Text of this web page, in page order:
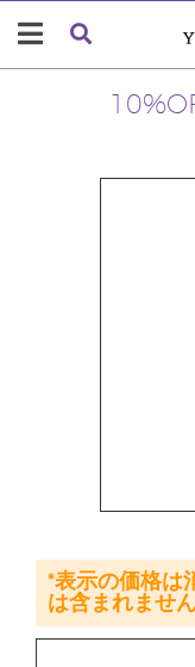
*表示の価格は
は含まれませ